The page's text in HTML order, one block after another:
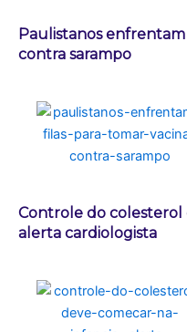
Paulistanos
contra sarampo
Controle do colesterol
alerta cardiologista